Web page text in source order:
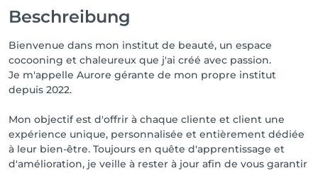
PS: J’ai un compagnon, Loki, qui est toujours de
bonne humeur pour vous accueillir avec moi à
l’institut 🐶
Beschreibung
Bienvenue dans mon institut de beauté, un espace
cocooning et chaleureux que j'ai créé avec passion.
Je m'appelle Aurore gérante de mon propre institut
depuis 2022.
Mon objectif est d'offrir à chaque cliente et client une
expérience unique, personnalisée et entièrement dédiée
à leur bien-être. Toujours en quête d'apprentissage et
d'amélioration, je veille à rester à jour afin de vous garantir